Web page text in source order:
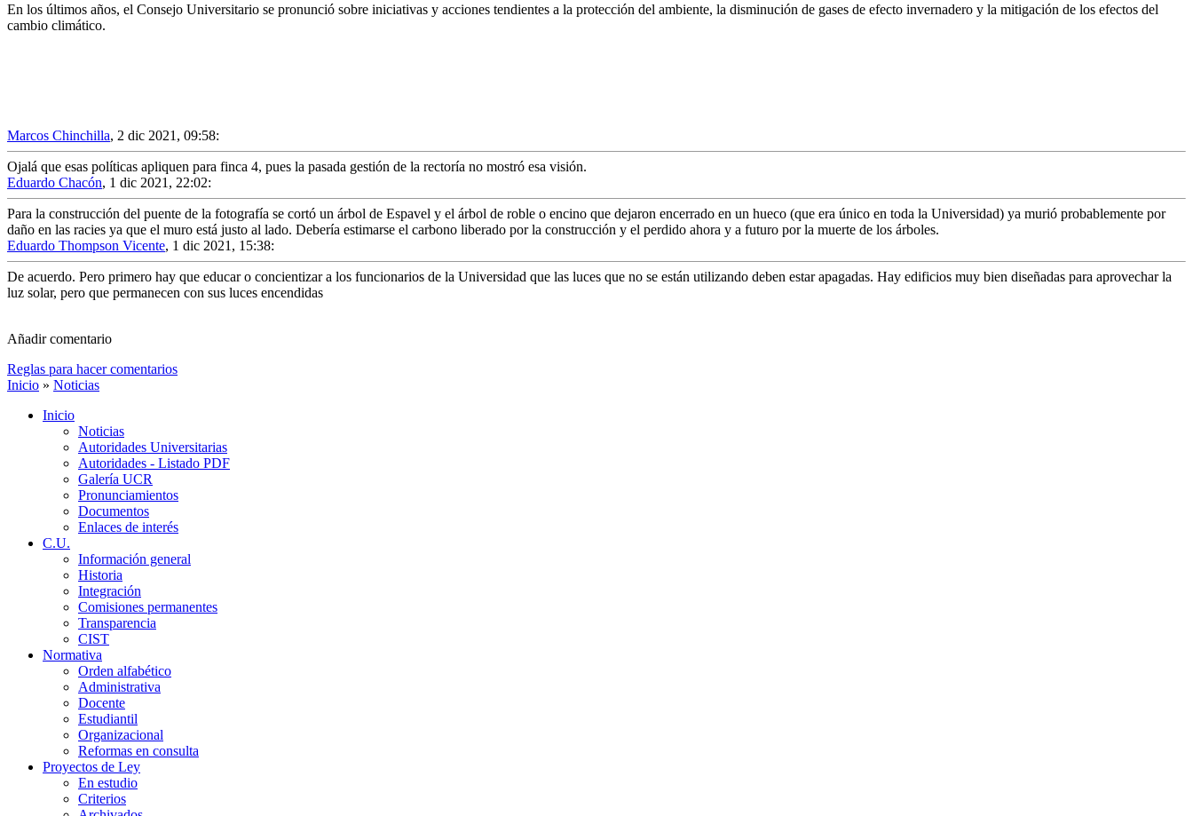
En los últimos años, el Consejo Universitario se pronunció sobre iniciativas y acciones tendientes a la protección del ambiente, la disminución de gases de efecto invernadero y la mitigación de los efectos del
cambio climático.
Marcos Chinchilla, 2 dic 2021, 09:58:
Ojalá que esas políticas apliquen para finca 4, pues la pasada gestión de la rectoría no mostró esa visión.
Eduardo Chacón, 1 dic 2021, 22:02:
Para la construcción del puente de la fotografía se cortó un árbol de Espavel y el árbol de roble o encino que dejaron encerrado en un hueco (que era único en toda la Universidad) ya murió probablemente por
daño en las racies ya que el muro está justo al lado. Debería estimarse el carbono liberado por la construcción y el perdido ahora y a futuro por la muerte de los árboles.
Eduardo Thompson Vicente, 1 dic 2021, 15:38:
De acuerdo. Pero primero hay que educar o concientizar a los funcionarios de la Universidad que las luces que no se están utilizando deben estar apagadas. Hay edificios muy bien diseñadas para aprovechar la
luz solar, pero que permanecen con sus luces encendidas
Añadir comentario
Reglas para hacer comentarios
Inicio » Noticias
Inicio
Noticias
Autoridades Universitarias
Autoridades - Listado PDF
Galería UCR
Pronunciamientos
Documentos
Enlaces de interés
C.U.
Información general
Historia
Integración
Comisiones permanentes
Transparencia
CIST
Normativa
Orden alfabético
Administrativa
Docente
Estudiantil
Organizacional
Reformas en consulta
Proyectos de Ley
En estudio
Criterios